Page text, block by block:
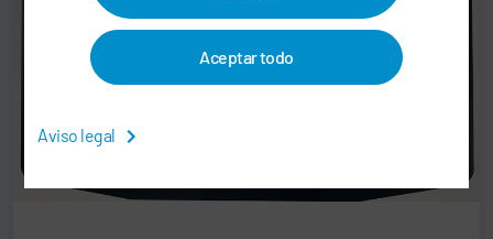
Aceptar todo
Aviso legal